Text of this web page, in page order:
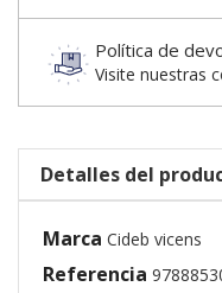
Política de
Visite nuestras
Detalles del
Marca Cideb vicens
Referencia